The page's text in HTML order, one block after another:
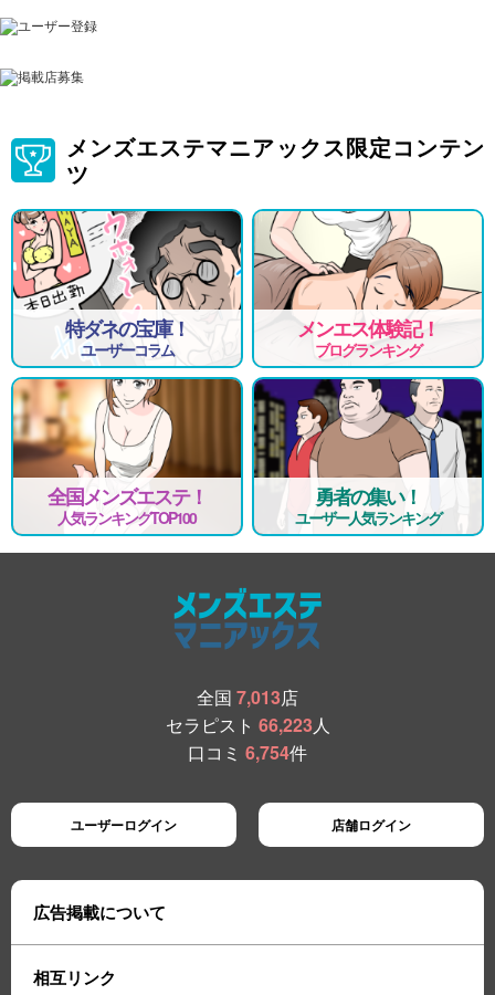
メンズエステマニアックス限定コンテン
ツ
特ダネの宝庫！
ユーザーコラム
メンエス体験記！
ブログランキング
全国メンズエステ！
人気ランキングTOP100
勇者の集い！
ユーザー人気ランキング
全国 7,013店
セラピスト 66,223人
口コミ 6,754件
ユーザーログイン 店舗ログイン
広告掲載について
相互リンク